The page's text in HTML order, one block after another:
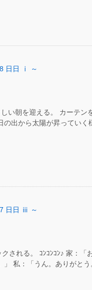
日日 ⅰ ～
い朝を迎える。 カーテン
出から太陽が昇っていく
日日 ⅲ ～
される。 ｺﾝｺﾝｺﾝ♪ 家：「
私：「うん。ありがと